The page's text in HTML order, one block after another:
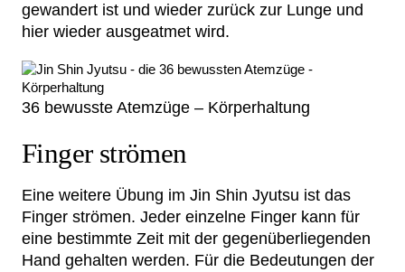
gewandert ist und wieder zurück zur Lunge und
hier wieder ausgeatmet wird.
36 bewusste Atemzüge – Körperhaltung
Finger strömen
Eine weitere Übung im Jin Shin Jyutsu ist das
Finger strömen. Jeder einzelne Finger kann für
eine bestimmte Zeit mit der gegenüberliegenden
Hand gehalten werden. Für die Bedeutungen der